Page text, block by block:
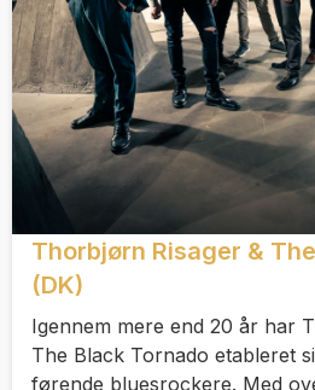
Thorbjørn Risager &
(DK)
Igennem mere end 20 år har
The Black Tornado etableret
førende bluesrockere. Med